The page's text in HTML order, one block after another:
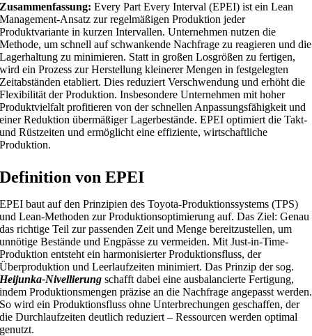
Zusammenfassung:Every Part Every Interval (EPEI) ist ein Lean
Management-Ansatz zur regelmäßigen Produktion jeder
Produktvariante in kurzen Intervallen. Unternehmen nutzen die
Methode, um schnell auf schwankende Nachfrage zu reagieren und die
Lagerhaltung zu minimieren. Statt in großen Losgrößen zu fertigen,
wird ein Prozess zur Herstellung kleinerer Mengen in festgelegten
Zeitabständen etabliert. Dies reduziert Verschwendung und erhöht die
Flexibilität der Produktion. Insbesondere Unternehmen mit hoher
Produktvielfalt profitieren von der schnellen Anpassungsfähigkeit und
einer Reduktion übermäßiger Lagerbestände. EPEI optimiert die Takt-
und Rüstzeiten und ermöglicht eine effiziente, wirtschaftliche
Produktion.
Definition von EPEI
EPEI baut auf den Prinzipien des Toyota-Produktionssystems (TPS)
und Lean-Methoden zur Produktionsoptimierung auf. Das Ziel: Genau
das richtige Teil zur passenden Zeit und Menge bereitzustellen, um
unnötige Bestände und Engpässe zu vermeiden. Mit Just-in-Time-
Produktion entsteht ein harmonisierter Produktionsfluss, der
Überproduktion und Leerlaufzeiten minimiert. Das Prinzip der sog.
Heijunka-Nivellierung schafft dabei eine ausbalancierte Fertigung,
indem Produktionsmengen präzise an die Nachfrage angepasst werden.
So wird ein Produktionsfluss ohne Unterbrechungen geschaffen, der
die Durchlaufzeiten deutlich reduziert – Ressourcen werden optimal
genutzt.